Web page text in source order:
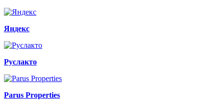
Яндекс
Руслакто
Parus Properties